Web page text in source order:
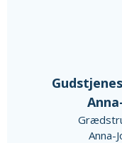
Anna-